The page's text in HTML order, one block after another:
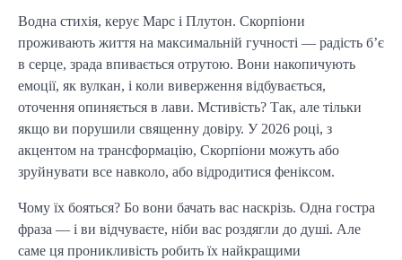
Водна стихія, керує Марс і Плутон. Скорпіони
проживають життя на максимальній гучності — радість б’є
в серце, зрада впивається отрутою. Вони накопичують
емоції, як вулкан, і коли виверження відбувається,
оточення опиняється в лави. Мстивість? Так, але тільки
якщо ви порушили священну довіру. У 2026 році, з
акцентом на трансформацію, Скорпіони можуть або
зруйнувати все навколо, або відродитися феніксом.
Чому їх бояться? Бо вони бачать вас наскрізь. Одна гостра
фраза — і ви відчуваєте, ніби вас роздягли до душі. Але
саме ця проникливість робить їх найкращими